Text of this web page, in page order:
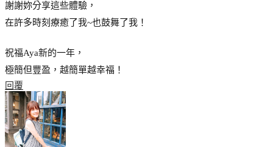
謝謝妳分享這些體驗，
在許多時刻療癒了我~也鼓舞了我！
祝福Aya新的一年，
極簡但豐盈，越簡單越幸福！
回覆